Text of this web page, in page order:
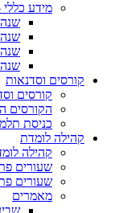
מידע
שנה
קורסים וסדנאות
קורסים
הקורסים
כניסת
קהילה לומדת
קהילה
שעורים
שעורים
מאמרים